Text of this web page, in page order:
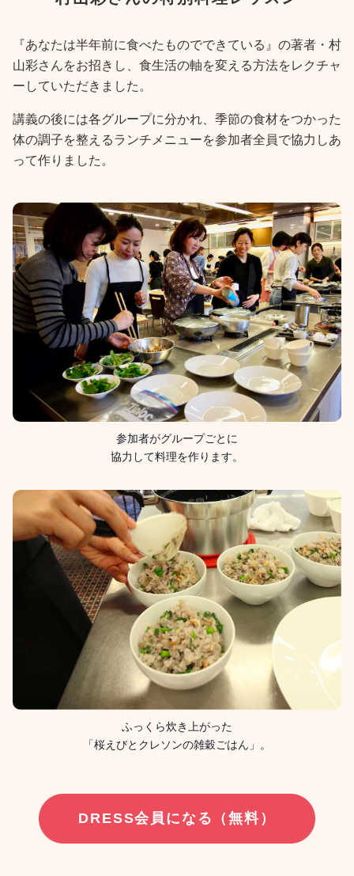
『あなたは半年前に食べたものでできている』の著者・村
山彩さんをお招きし、食生活の軸を変える方法をレクチャ
ーしていただきました。
講義の後には各グループに分かれ、季節の食材をつかった
体の調子を整えるランチメニューを参加者全員で協力しあ
って作りました。
参加者がグループごとに
協力して料理を作ります。
ふっくら炊き上がった
「桜えびとクレソンの雑穀ごはん」。
DRESS会員になる（無料）